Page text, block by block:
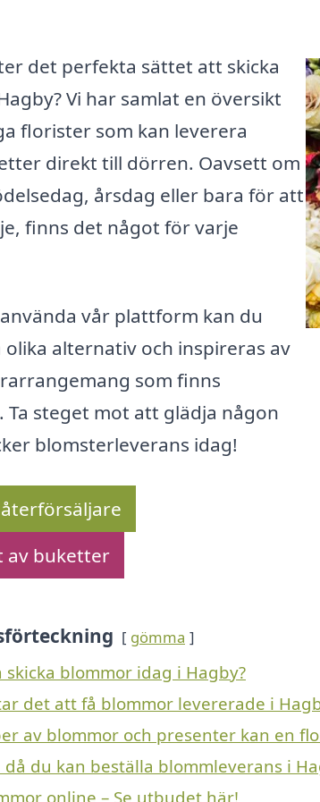
det perfekta sättet att skicka
Vi har samlat en översikt
florister som kan leverera
direkt till dörren. Oavsett om
årsdag eller bara för att
finns det något för varje
vår plattform kan du
alternativ och inspireras av
som finns
Ta steget mot att glädja någon
blomsterleverans idag!
av buketter
gömma
skicka blommor idag i Hagby?
det att få blommor levererade i
av blommor och presenter kan en
då du kan beställa blommleverans i
online – Se utbudet här!